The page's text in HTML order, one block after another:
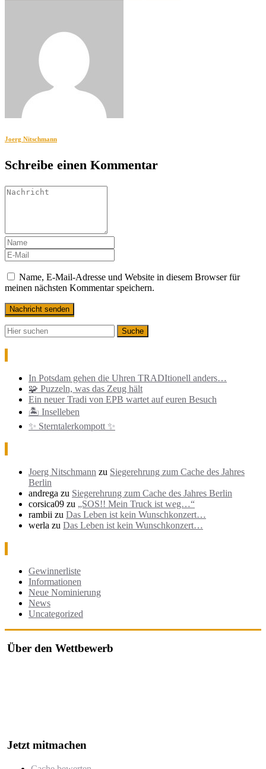
Joerg Nitschmann
Schreibe einen Kommentar
Name, E-Mail-Adresse und Website in diesem Browser für
meinen nächsten Kommentar speichern.
In Potsdam gehen die Uhren TRADItionell anders…
🧩 Puzzeln, was das Zeug hält
Ein neuer Tradi von EPB wartet auf euren Besuch
🏝️ Inselleben
✨ Sterntalerkompott ✨
Joerg Nitschmann zu Siegerehrung zum Cache des Jahres
Berlin
andrega zu Siegerehrung zum Cache des Jahres Berlin
corsica09 zu „SOS!! Mein Truck ist weg…“
rambii zu Das Leben ist kein Wunschkonzert…
werla zu Das Leben ist kein Wunschkonzert…
Gewinnerliste
Informationen
Neue Nominierung
News
Uncategorized
Über den Wettbewerb
Jetzt mitmachen